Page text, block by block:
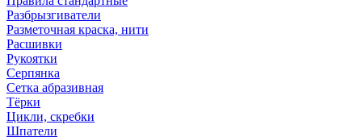
Разбрызгиватели
Разметочная краска, нити
Расшивки
Рукоятки
Серпянка
Сетка абразивная
Тёрки
Цикли, скребки
Шпатели